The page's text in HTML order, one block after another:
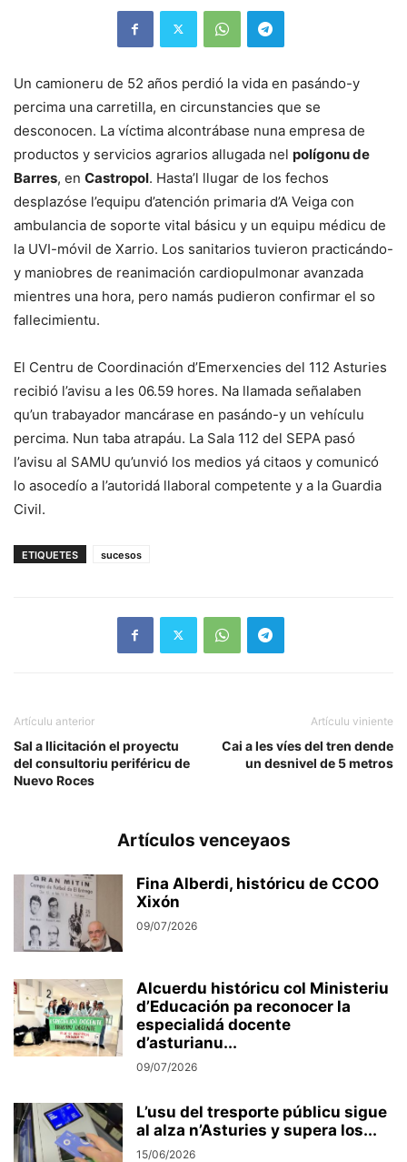
Un camioneru de 52 años perdió la vida en pasándo-y
percima una carretilla, en circunstancies que se
desconocen. La víctima alcontrábase nuna empresa de
productos y servicios agrarios allugada nel polígonu de
Barres, en Castropol. Hasta’l llugar de los fechos
desplazóse l’equipu d’atención primaria d’A Veiga con
ambulancia de soporte vital básicu y un equipu médicu de
la UVI-móvil de Xarrio. Los sanitarios tuvieron practicándo-
y maniobres de reanimación cardiopulmonar avanzada
mientres una hora, pero namás pudieron confirmar el so
fallecimientu.
El Centru de Coordinación d’Emerxencies del 112 Asturies
recibió l’avisu a les 06.59 hores. Na llamada señalaben
qu’un trabayador mancárase en pasándo-y un vehículu
percima. Nun taba atrapáu. La Sala 112 del SEPA pasó
l’avisu al SAMU qu’unvió los medios yá citaos y comunicó
lo asocedío a l’autoridá llaboral competente y a la Guardia
Civil.
ETIQUETES sucesos
Artículu anterior
Sal a llicitación el proyectu
del consultoriu periféricu de
Nuevo Roces
Artículu viniente
Cai a les víes del tren dende
un desnivel de 5 metros
Artículos venceyaos
Fina Alberdi, históricu de CCOO
Xixón
09/07/2026
Alcuerdu históricu col Ministeriu
d’Educación pa reconocer la
especialidá docente
d’asturianu...
09/07/2026
L’usu del tresporte públicu sigue
al alza n’Asturies y supera los...
15/06/2026